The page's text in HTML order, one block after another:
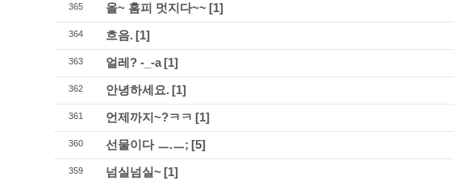
365 올~ 홈피 멋지다~~[1]
364 흐음.[1]
363 얼레? -_-a[1]
362 안녕하세요.[1]
361 언제까지~?ㅋㅋ [1]
360 선물이다 ㅡ.ㅡ; [5]
359 넘실넘실~[1]